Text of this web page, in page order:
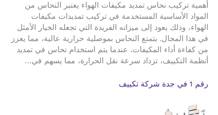
أهمية تركيب نحاس تمديد مكيفات الهواء يعتبر النحاس من
المواد الأساسية المستخدمة في تركيب تمديدات مكيفات
الهواء، وذلك يعود إلى ميزاته الفريدة التي تجعله الخيار الأمثل
في هذا المجال. يتمتع النحاس بموصلية حرارية عالية، مما يعزز
من كفاءة أداء المكيفات. عندما يتم استخدام نحاس في تمديد
أنظمة التكييف، تزداد سرعة نقل الحرارة، مما يسهم في…
رقم 1 في جدة شركة تكييف